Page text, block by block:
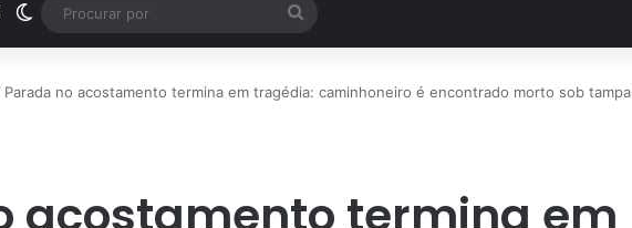
Rádio Switch skin
por
Parada no acostamento termina em tragédia: caminhoneiro é encontrado morto sob tampa
acostamento termina em